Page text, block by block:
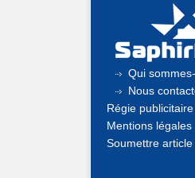
Qui
Nous
Régie publicitaire
Mentions légales
Soumettre article